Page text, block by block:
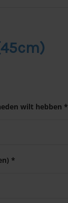
wilt hebben *
*